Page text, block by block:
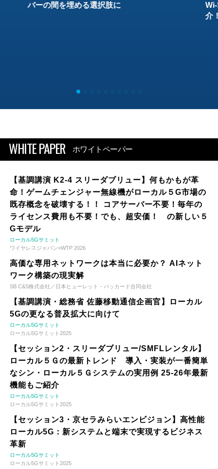
バーの間を埋める選択肢に
介
WHITE PAPER ホワイトペーパー
【基調講演 K2-4 スリーダブリュー】何もかもが革
命！ゲームチェンジャー無線機がローカル５G市場の
既存概念を破壊する！！ コアサーバー不要！毎年の
ライセンス費用も不要！でも、超安価！ の新しい５
Gモデル
ローカル5Gサミット
ワイヤレスジャパン×WTP 2026
高価な専用ネットワークは本当に必要か？ AIネット
ワーク構築の現実解
SB C&S株式会社／日本ヒューレット・パッカード合同会社
【基調講演・総務省 佐藤移動通信企画官】ローカル
5Gの更なる普及拡大に向けて
ローカル5Gサミット
ローカル5Gサミット2025
【セッション2・スリーダブリュー/SMFLレンタル】
ローカル５Ｇの最新トレンド 導入・実装が一番簡単
なシン・ローカル５Ｇシステムの実用例 25-26年最新
機能もご紹介
ローカル5Gサミット
ローカル5Gサミット2025
【セッション3・京セラみらいエンビジョン】高性能
ローカル5G：新システムと端末で実現するビジネス
革新
ローカル5Gサミット
ローカル5Gサミット2025